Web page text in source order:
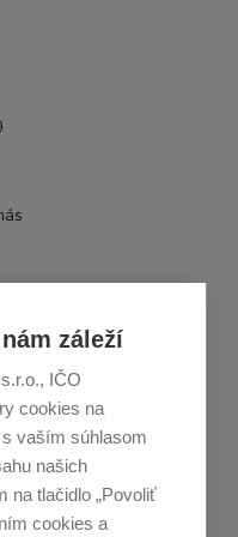
záleží
IČO
cookies na
vaším súhlasom
našich
na tlačidlo „Povoliť
cookies a